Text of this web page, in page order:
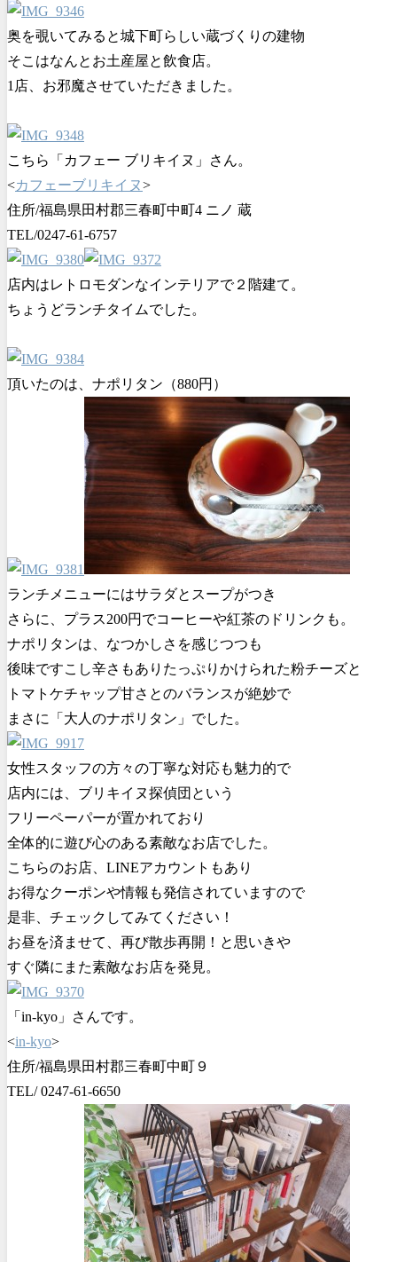
奥を覗いてみると城下町らしい蔵づくりの建物
そこはなんとお土産屋と飲食店。
1店、お邪魔させていただきました。
こちら「カフェー ブリキイヌ」さん。
<カフェーブリキイヌ>
住所/福島県田村郡三春町中町4 ニノ 蔵
TEL/0247-61-6757
店内はレトロモダンなインテリアで２階建て。
ちょうどランチタイムでした。
頂いたのは、ナポリタン（880円）
ランチメニューにはサラダとスープがつき
さらに、プラス200円でコーヒーや紅茶のドリンクも。
ナポリタンは、なつかしさを感じつつも
後味ですこし辛さもありたっぷりかけられた粉チーズと
トマトケチャップ甘さとのバランスが絶妙で
まさに「大人のナポリタン」でした。
女性スタッフの方々の丁寧な対応も魅力的で
店内には、ブリキイヌ探偵団という
フリーペーパーが置かれており
全体的に遊び心のある素敵なお店でした。
こちらのお店、LINEアカウントもあり
お得なクーポンや情報も発信されていますので
是非、チェックしてみてください！
お昼を済ませて、再び散歩再開！と思いきや
すぐ隣にまた素敵なお店を発見。
「in-kyo」さんです。
<in-kyo>
住所/福島県田村郡三春町中町９
TEL/ 0247-61-6650